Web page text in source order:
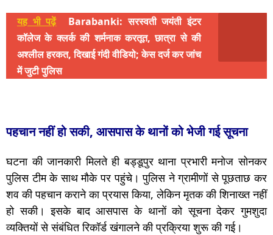
यह भी पढ़ें
Barabanki: सरस्वती जयंती इंटर
कॉलेज के क्लर्क की शर्मनाक करतूत, छात्रा से की
अश्लील हरकत, दिखाई गंदी वीडियो; केस दर्ज कर जांच
में जुटी पुलिस
पहचान नहीं हो सकी, आसपास के थानों को भेजी गई सूचना
घटना की जानकारी मिलते ही बड्डूपुर थाना प्रभारी मनोज सोनकर
पुलिस टीम के साथ मौके पर पहुंचे। पुलिस ने ग्रामीणों से पूछताछ कर
शव की पहचान कराने का प्रयास किया, लेकिन मृतक की शिनाख्त नहीं
हो सकी। इसके बाद आसपास के थानों को सूचना देकर गुमशुदा
व्यक्तियों से संबंधित रिकॉर्ड खंगालने की प्रक्रिया शुरू की गई।